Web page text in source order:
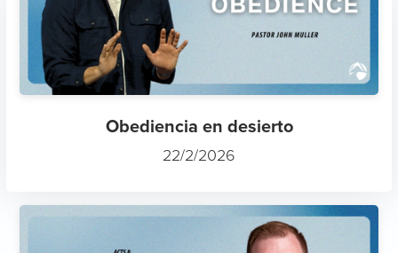
Obediencia en desierto
22/2/2026